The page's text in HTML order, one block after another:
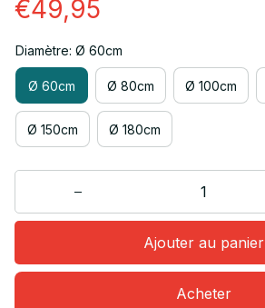
€49,95
Diamètre: Ø 60cm
Ø 60cm Ø 80cm Ø 100cm
Ø 150cm Ø 180cm
Ajouter au panier
Acheter